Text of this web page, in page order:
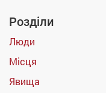
Розділи
Люди
Місця
Явища